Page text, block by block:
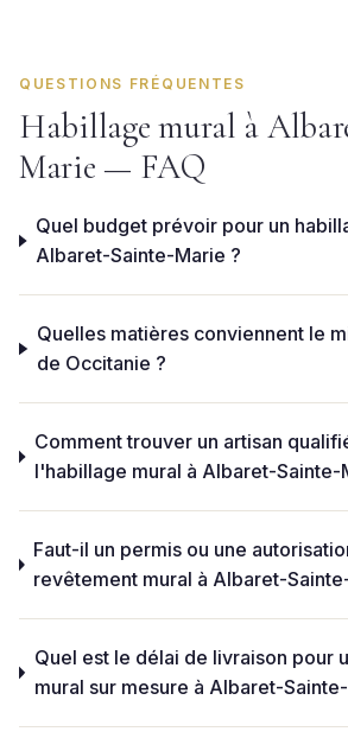
QUESTIONS FRÉQUENTES
Habillage mural à
Marie — FAQ
Quel budget prévoir pour un
Albaret-Sainte-Marie ?
Quelles matières conviennent le
de Occitanie ?
Comment trouver un artisan
l'habillage mural à Albaret-Sainte-
Faut-il un permis ou une
revêtement mural à Albaret-
Quel est le délai de livraison pour
mural sur mesure à Albaret-